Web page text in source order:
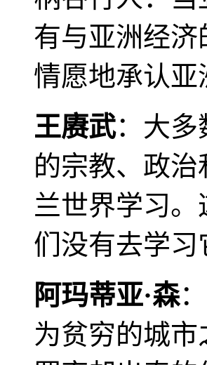
有与亚洲经
情愿地承认亚
王赓武：大多
的宗教、政
兰世界学习
们没有去学
阿玛蒂亚·森
为贫穷的城